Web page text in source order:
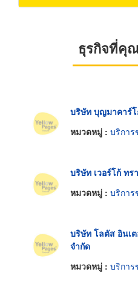
ธุรกิจที่คุ
บริษัท บุญมาคาร์โ
หมวดหมู่ : บริกา
บริษัท เวอร์โก้ ท
หมวดหมู่ : บริกา
บริษัท โลตัส อินเ
จำกัด
หมวดหมู่ : บริกา